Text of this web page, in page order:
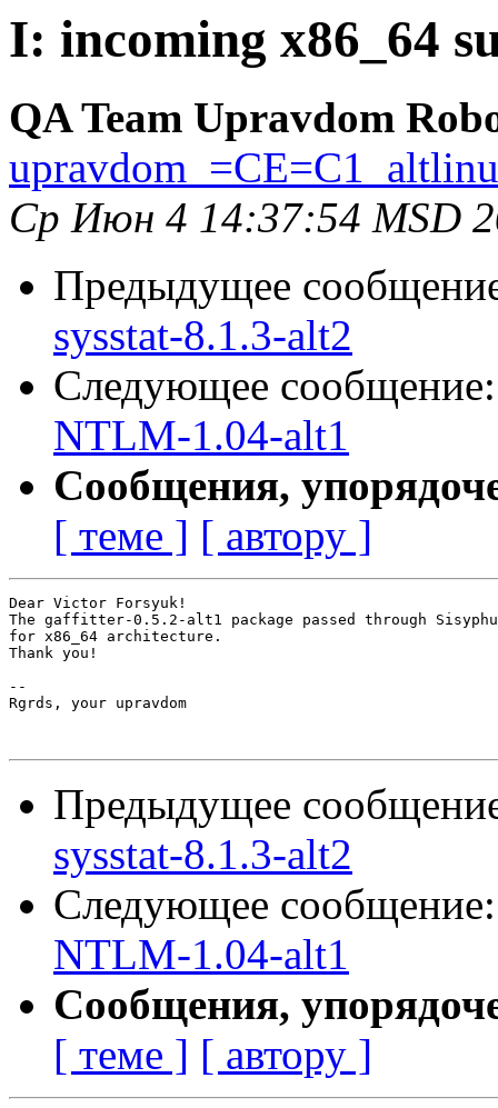
I: incoming x86_64
QA Team Upravdom
Ср Июн 4 14:37:54 MSD
Предыдущее
sysstat-8.1.3-alt2
Следующее
NTLM-1.04-alt1
Сообщения,
[ теме ] [ автору ]
Dear Victor Forsyuk!
The gaffitter-0.5.2-alt1 package passed through
for x86_64 architecture.
Thank you!
--
Rgrds, your upravdom
Предыдущее
sysstat-8.1.3-alt2
Следующее
NTLM-1.04-alt1
Сообщения,
[ теме ] [ автору ]